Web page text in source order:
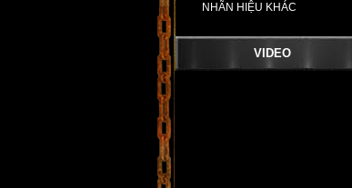
NHÃN HIỆU KHÁC
VIDEO